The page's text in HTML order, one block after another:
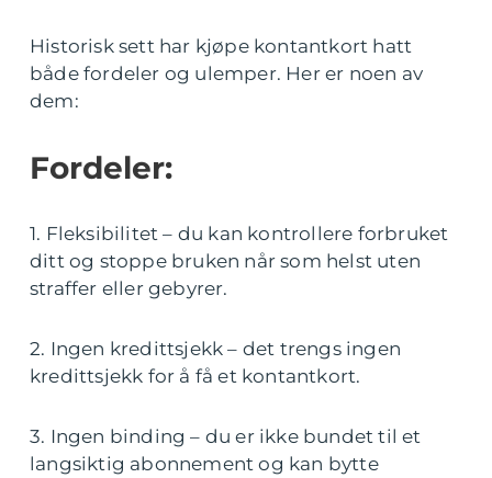
Historisk sett har kjøpe kontantkort hatt
både fordeler og ulemper. Her er noen av
dem:
Fordeler:
1. Fleksibilitet – du kan kontrollere forbruket
ditt og stoppe bruken når som helst uten
straffer eller gebyrer.
2. Ingen kredittsjekk – det trengs ingen
kredittsjekk for å få et kontantkort.
3. Ingen binding – du er ikke bundet til et
langsiktig abonnement og kan bytte